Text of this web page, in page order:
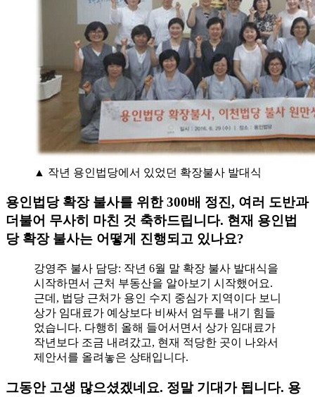
▲ 작년 용인법당에서 있었던 확장불사 발대식
용인법당 확장 불사를 위한 300배 정진, 여러 도반과
더불어 무사히 마친 것 축하드립니다. 현재 용인법
당 확장 불사는 어떻게 진행되고 있나요?
강영주 불사 담당: 작년 6월 말 확장 불사 발대식을
시작하면서 근처 부동산을 알아보기 시작했어요.
근데, 법당 근처가 용인 수지 중심가 지역이다 보니
상가 임대료가 예상보다 비싸서 엄두를 내기 힘들
었습니다. 다행히 올해 들어서면서 상가 임대료가
작년보다 조금 내려갔고, 현재 적당한 곳이 나와서
제안서를 올려놓은 상태입니다.
그동안 고생 많으셨겠네요. 정말 기대가 됩니다. 용